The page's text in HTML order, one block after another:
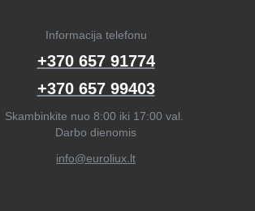
Informacija telefonu
+370 657 91774
+370 657 99403
Skambinkite nuo 8:00 iki 17:00 val.
Darbo dienomis
info@euroliux.lt